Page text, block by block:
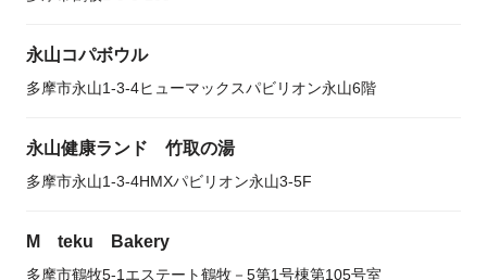
永山コパボウル
多摩市永山1-3-4ヒューマックスパビリオン永山6階
永山健康ランド 竹取の湯
多摩市永山1-3-4HMXパビリオン永山3-5F
M teku Bakery
多摩市鶴牧5-1エステート鶴牧－5第1号棟第105号室